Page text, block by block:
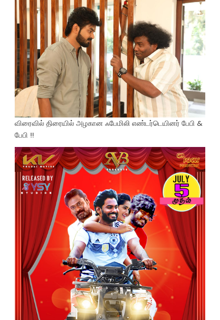
விரைவில் திரையில் அழகான ஃபேமிலி எண்டர்டெயினர் பேபி &
பேபி !!